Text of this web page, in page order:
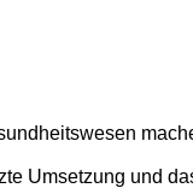
Umsetzung und